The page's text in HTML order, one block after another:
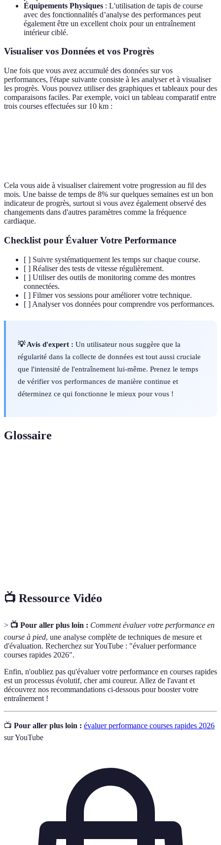
Équipements Physiques : L'utilisation de tapis de course
avec des fonctionnalités d’analyse des performances peut
également être un excellent choix pour un entraînement
intérieur ciblé.
Visualiser vos Données et vos Progrès
Une fois que vous avez accumulé des données sur vos
performances, l'étape suivante consiste à les analyser et à visualiser
les progrès. Vous pouvez utiliser des graphiques et tableaux pour des
comparaisons faciles. Par exemple, voici un tableau comparatif entre
trois courses effectuées sur 10 km :
Cela vous aide à visualiser clairement votre progression au fil des
mois. Une baisse de temps de 8% sur quelques semaines est un bon
indicateur de progrès, surtout si vous avez également observé des
changements dans d'autres paramètres comme la fréquence
cardiaque.
Checklist pour Évaluer Votre Performance
[ ] Suivre systématiquement les temps sur chaque course.
[ ] Réaliser des tests de vitesse régulièrement.
[ ] Utiliser des outils de monitoring comme des montres
connectées.
[ ] Filmer vos sessions pour améliorer votre technique.
[ ] Analyser vos données pour comprendre vos performances.
💡 Avis d'expert : Un utilisateur nous suggère que la
régularité dans la collecte de données est tout aussi cruciale
que l'intensité de l'entraînement lui-même. Prenez le temps
de vérifier vos performances de manière continue et
déterminez ce qui fonctionne le mieux pour vous !
Glossaire
📺 Ressource Vidéo
> 📺 Pour aller plus loin : Comment évaluer votre performance en
course à pied, une analyse complète de techniques de mesure et
d'évaluation. Recherchez sur YouTube : "évaluer performance
courses rapides 2026".
Enfin, n'oubliez pas qu'évaluer votre performance en courses rapides
est un processus évolutif, cher ami coureur. Allez de l'avant et
découvrez nos recommandations ci-dessous pour booster votre
entraînement !
📺 Pour aller plus loin : évaluer performance courses rapides 2026
sur YouTube